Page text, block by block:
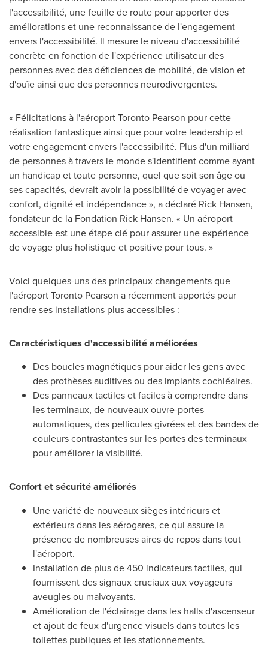
l'accessibilité, une feuille de route pour apporter des
améliorations et une reconnaissance de l'engagement
envers l'accessibilité. Il mesure le niveau d'accessibilité
concrète en fonction de l'expérience utilisateur des
personnes avec des déficiences de mobilité, de vision et
d'ouïe ainsi que des personnes neurodivergentes.
« Félicitations à l'aéroport Toronto Pearson pour cette
réalisation fantastique ainsi que pour votre leadership et
votre engagement envers l'accessibilité. Plus d'un milliard
de personnes à travers le monde s'identifient comme ayant
un handicap et toute personne, quel que soit son âge ou
ses capacités, devrait avoir la possibilité de voyager avec
confort, dignité et indépendance », a déclaré Rick Hansen,
fondateur de la Fondation Rick Hansen. « Un aéroport
accessible est une étape clé pour assurer une expérience
de voyage plus holistique et positive pour tous. »
Voici quelques-uns des principaux changements que
l'aéroport Toronto Pearson a récemment apportés pour
rendre ses installations plus accessibles :
Caractéristiques d'accessibilité améliorées
Des boucles magnétiques pour aider les gens avec
des prothèses auditives ou des implants cochléaires.
Des panneaux tactiles et faciles à comprendre dans
les terminaux, de nouveaux ouvre-portes
automatiques, des pellicules givrées et des bandes de
couleurs contrastantes sur les portes des terminaux
pour améliorer la visibilité.
Confort et sécurité améliorés
Une variété de nouveaux sièges intérieurs et
extérieurs dans les aérogares, ce qui assure la
présence de nombreuses aires de repos dans tout
l'aéroport.
Installation de plus de 450 indicateurs tactiles, qui
fournissent des signaux cruciaux aux voyageurs
aveugles ou malvoyants.
Amélioration de l'éclairage dans les halls d'ascenseur
et ajout de feux d'urgence visuels dans toutes les
toilettes publiques et les stationnements.